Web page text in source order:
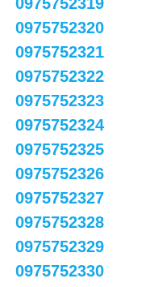
0975752320
0975752321
0975752322
0975752323
0975752324
0975752325
0975752326
0975752327
0975752328
0975752329
0975752330